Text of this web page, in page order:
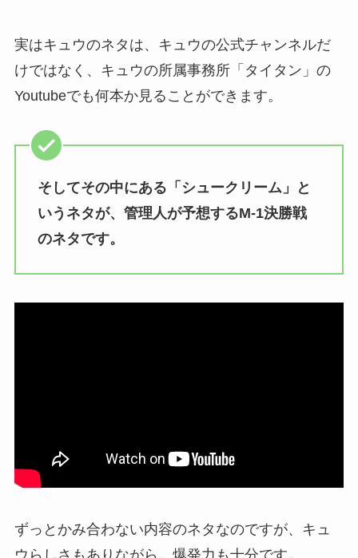
実はキュウのネタは、キュウの公式チャンネルだ
けではなく、キュウの所属事務所「タイタン」の
Youtubeでも何本か見ることができます。
そしてその中にある「シュークリーム」と
いうネタが、管理人が予想するM-1決勝戦
のネタです。
ずっとかみ合わない内容のネタなのですが、キュ